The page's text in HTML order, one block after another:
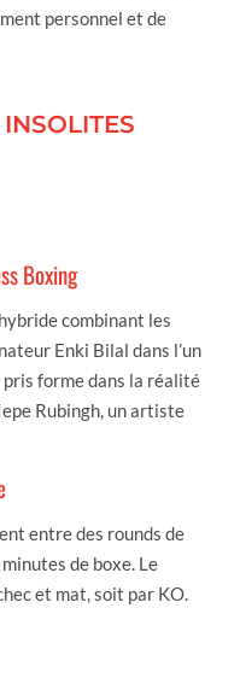
personnel et de
Boxing
combinant les
Enki Bilal dans l’un
pris forme dans la réalité
Rubingh, un artiste
entre des rounds de
de boxe. Le
et mat, soit par KO.